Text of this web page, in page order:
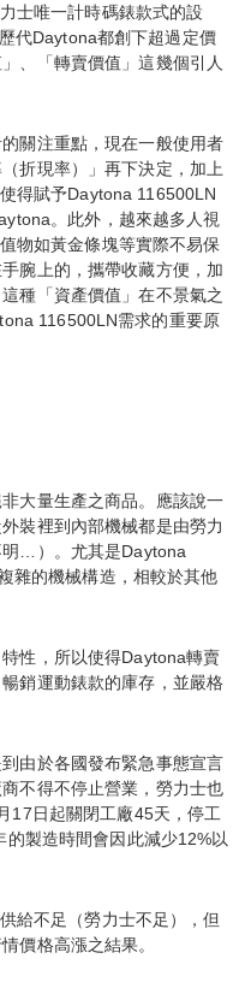
士唯一計時碼錶款式的設
代Daytona都創下超過定價
、「轉賣價值」這幾個引人
關注重點，現在一般使用者
折現率）」再下決定，加上
得賦予Daytona 116500LN
。此外，越來越多人視
物如黃金條塊等實際不易保
腕上的，攜帶收藏方便，加
種「資產價值」在不景氣之
116500LN需求的重要原
大量生產之商品。應該說一
裝裡到內部機械都是由勞力
明…）。尤其是Daytona
雜的機械構造，相較於其他
性，所以使得Daytona轉賣
銷運動錶款的庫存，並嚴格
由於各國發布緊急事態宣言
不得不停止營業，勞力士也
17日起關閉工廠45天，停工
製造時間會因此減少12%以
給不足（勞力士不足），但
價格高漲之結果。